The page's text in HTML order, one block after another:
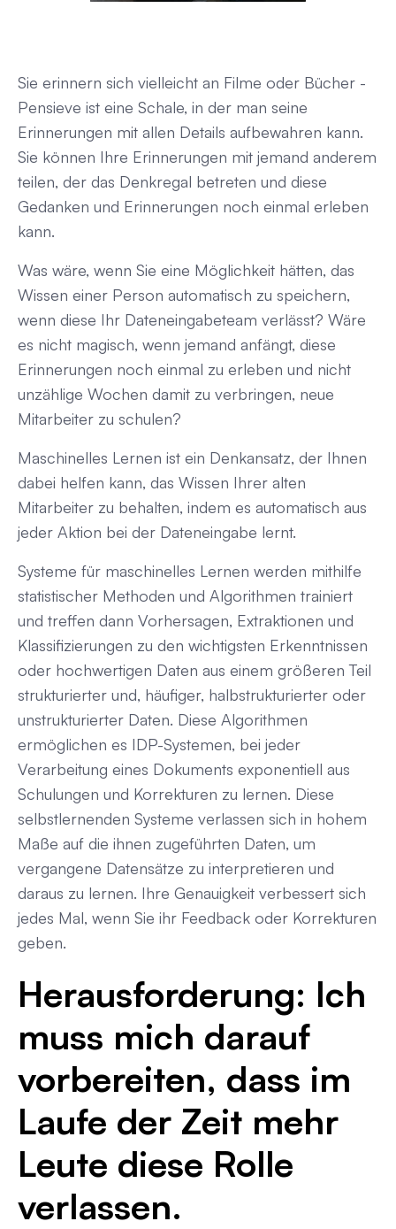
Sie erinnern sich vielleicht an Filme oder Bücher -
Pensieve ist eine Schale, in der man seine
Erinnerungen mit allen Details aufbewahren kann.
Sie können Ihre Erinnerungen mit jemand anderem
teilen, der das Denkregal betreten und diese
Gedanken und Erinnerungen noch einmal erleben
kann.
Was wäre, wenn Sie eine Möglichkeit hätten, das
Wissen einer Person automatisch zu speichern,
wenn diese Ihr Dateneingabeteam verlässt? Wäre
es nicht magisch, wenn jemand anfängt, diese
Erinnerungen noch einmal zu erleben und nicht
unzählige Wochen damit zu verbringen, neue
Mitarbeiter zu schulen?
Maschinelles Lernen ist ein Denkansatz, der Ihnen
dabei helfen kann, das Wissen Ihrer alten
Mitarbeiter zu behalten, indem es automatisch aus
jeder Aktion bei der Dateneingabe lernt.
Systeme für maschinelles Lernen werden mithilfe
statistischer Methoden und Algorithmen trainiert
und treffen dann Vorhersagen, Extraktionen und
Klassifizierungen zu den wichtigsten Erkenntnissen
oder hochwertigen Daten aus einem größeren Teil
strukturierter und, häufiger, halbstrukturierter oder
unstrukturierter Daten. Diese Algorithmen
ermöglichen es IDP-Systemen, bei jeder
Verarbeitung eines Dokuments exponentiell aus
Schulungen und Korrekturen zu lernen. Diese
selbstlernenden Systeme verlassen sich in hohem
Maße auf die ihnen zugeführten Daten, um
vergangene Datensätze zu interpretieren und
daraus zu lernen. Ihre Genauigkeit verbessert sich
jedes Mal, wenn Sie ihr Feedback oder Korrekturen
geben.
Herausforderung: Ich
muss mich darauf
vorbereiten, dass im
Laufe der Zeit mehr
Leute diese Rolle
verlassen.